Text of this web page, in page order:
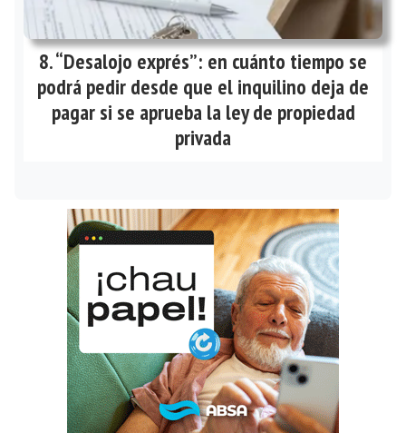
“Desalojo exprés”: en cuánto tiempo se
podrá pedir desde que el inquilino deja de
pagar si se aprueba la ley de propiedad
privada